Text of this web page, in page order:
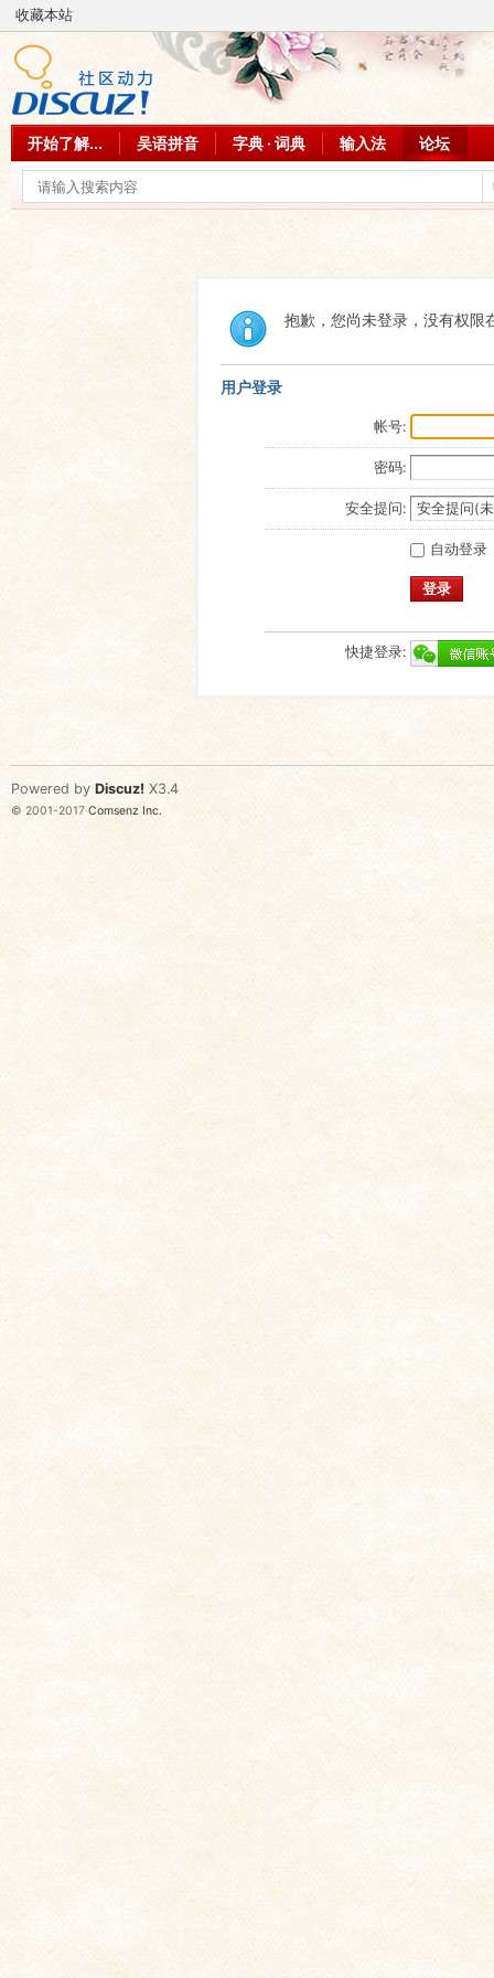
收藏本站
开始了解... 吴语拼音 字典 · 词典 输入法 论坛
抱歉，您尚未登录，没有权限
用户登录
帐号:
密码:
安全提问:
自动登录
登录
快捷登录:
Powered by Discuz! X3.4
© 2001-2017 Comsenz Inc.